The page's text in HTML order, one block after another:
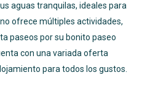
aguas tranquilas, ideales para
ofrece múltiples actividades,
paseos por su bonito paseo
con una variada oferta
para todos los gustos.